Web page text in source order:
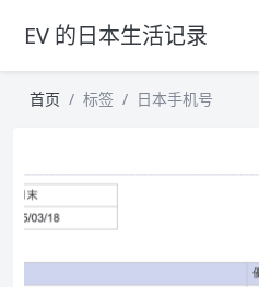
EV 的日本生活记录
首页 标签 日本手机号